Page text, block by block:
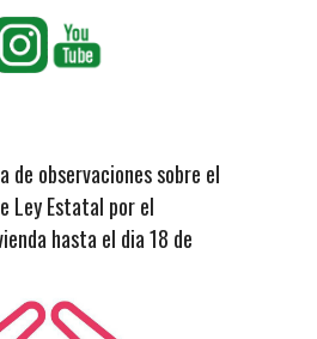
de observaciones sobre el
Ley Estatal por el
hasta el dia 18 de